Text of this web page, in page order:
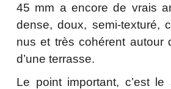
45 mm a encore de vrais
dense, doux, semi-texturé,
nus et très cohérent autour
d’une terrasse.
Le point important, c’est